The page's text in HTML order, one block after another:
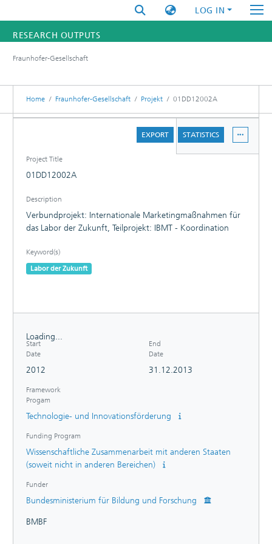
LOG IN
RESEARCH OUTPUTS
RESEARCHERS
STATISTICS
Fraunhofer-Gesellschaft
Home Fraunhofer-Gesellschaft Projekt 01DD12002A
EXPORT STATISTICS
Project Title
01DD12002A
Description
Verbundprojekt: Internationale Marketingmaßnahmen für
das Labor der Zukunft, Teilprojekt: IBMT - Koordination
Keyword(s)
Labor der Zukunft
Loading...
Loading...
Start
Date
2012
End
Date
31.12.2013
Framework
Progam
Technologie- und Innovationsförderung
Funding Program
Wissenschaftliche Zusammenarbeit mit anderen Staaten
(soweit nicht in anderen Bereichen)
Funder
Bundesministerium für Bildung und Forschung
BMBF